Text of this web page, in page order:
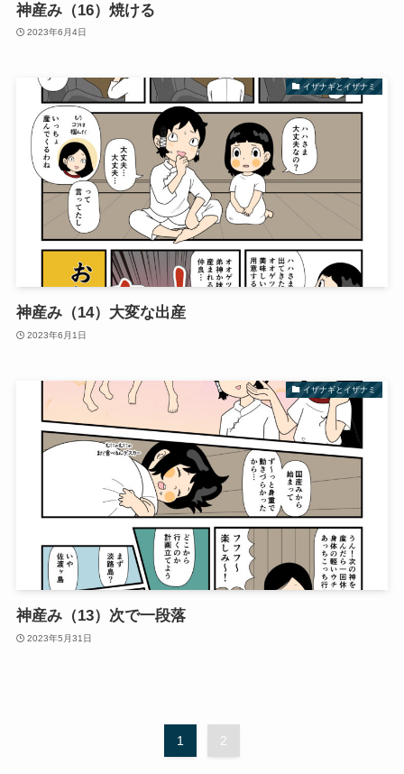
神産み（16）焼ける
2023年6月4日
イザナギとイザナミ
神産み（14）大変な出産
2023年6月1日
イザナギとイザナミ
神産み（13）次で一段落
2023年5月31日
1 2